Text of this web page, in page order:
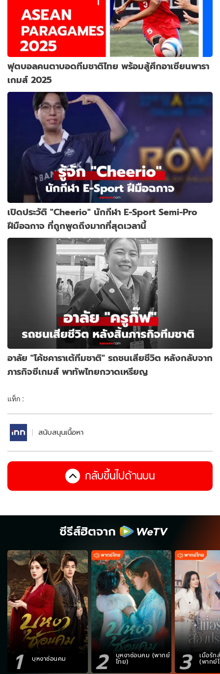
ฟุตบอลคนตาบอดทีมชาติไทย พร้อมสู้ศึกอาเซียนพารา
เกมส์ 2025
เปิดประวัติ "Cheerio" นักกีฬา E-Sport Semi-Pro
ฝีมือฉกาจ ที่ถูกพูดถึงมากที่สุดเวลานี้
อาลัย "โค้ชคาราเต้ทีมชาติ" รถชนเสียชีวิต หลังกลับจาก
ภารกิจซีเกมส์ พาทัพไทยกวาดเหรียญ
แท็ก :
สนับสนุนเนื้อหา
กลับขึ้นไปด้านบน
ซีรีส์ฮิตจาก
1 บุหงาซ่อนคม 2 บุหงาซ่อนคม (พากย์
ไทย) 3 เมื่อรัก
(พากย์